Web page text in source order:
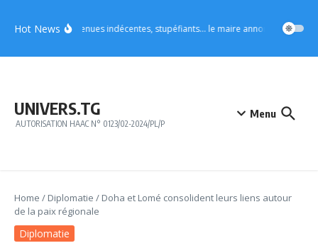
Hot NewsVo4 : tenues indécentes, stupéfiants… le maire annonce des
UNIVERS.TG
AUTORISATION HAAC N° 0123/02-2024/PL/P
Menu
Home / Diplomatie / Doha et Lomé consolident leurs liens autour
de la paix régionale
Diplomatie